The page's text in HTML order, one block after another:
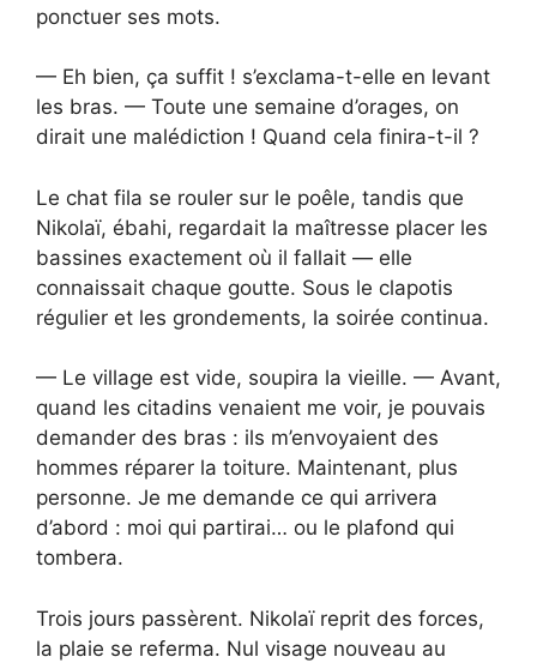
ponctuer ses mots.
— Eh bien, ça suffit ! s’exclama-t-elle en levant
les bras. — Toute une semaine d’orages, on
dirait une malédiction ! Quand cela finira-t-il ?
Le chat fila se rouler sur le poêle, tandis que
Nikolaï, ébahi, regardait la maîtresse placer les
bassines exactement où il fallait — elle
connaissait chaque goutte. Sous le clapotis
régulier et les grondements, la soirée continua.
— Le village est vide, soupira la vieille. — Avant,
quand les citadins venaient me voir, je pouvais
demander des bras : ils m’envoyaient des
hommes réparer la toiture. Maintenant, plus
personne. Je me demande ce qui arrivera
d’abord : moi qui partirai… ou le plafond qui
tombera.
Trois jours passèrent. Nikolaï reprit des forces,
la plaie se referma. Nul visage nouveau au